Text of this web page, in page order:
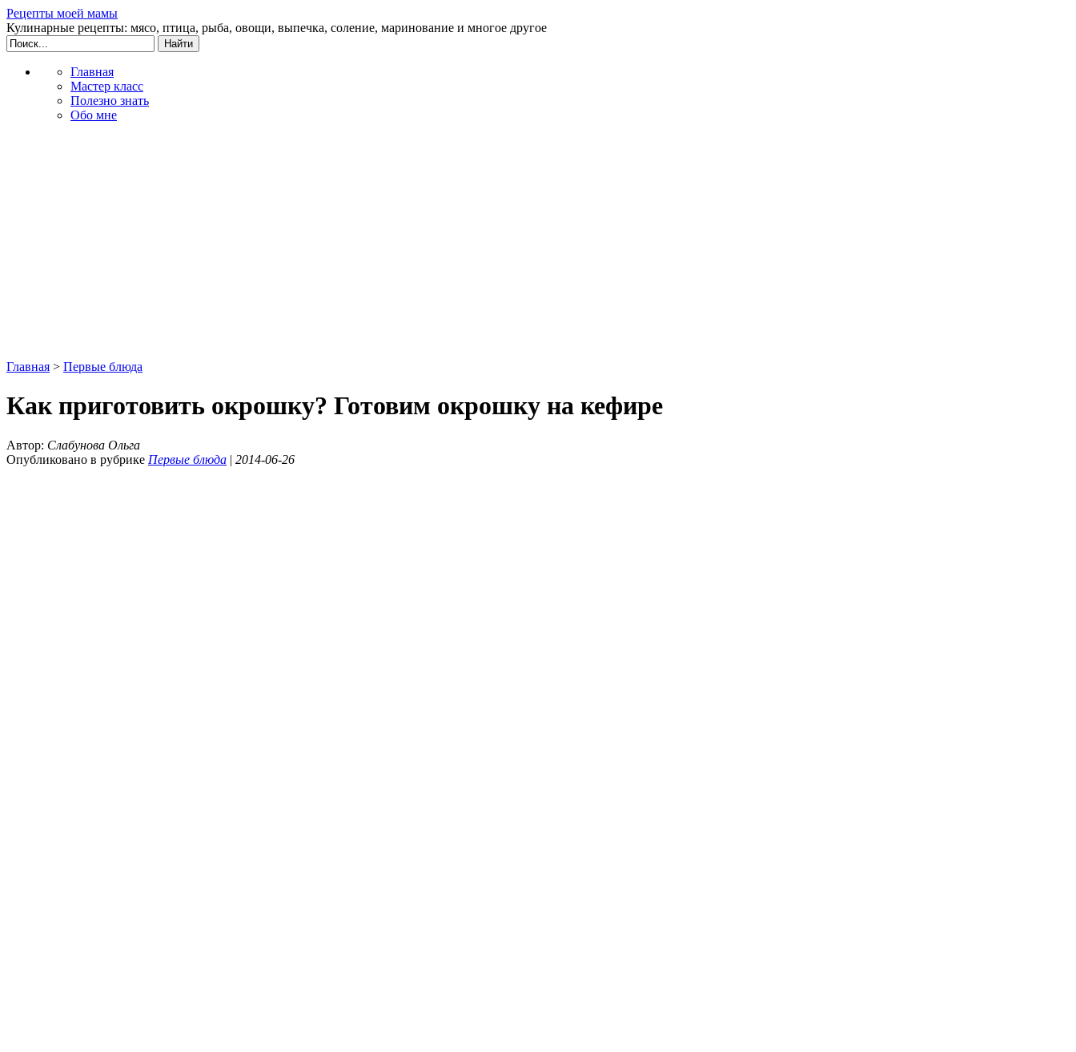
Рецепты моей мамы
Кулинарные рецепты: мясо, птица, рыба, овощи, выпечка, соление, маринование и многое другое
Главная
Мастер класс
Полезно знать
Обо мне
Главная > Первые блюда
Как приготовить окрошку? Готовим окрошку на кефире
Автор: Слабунова Ольга
Опубликовано в рубрике Первые блюда | 2014-06-26